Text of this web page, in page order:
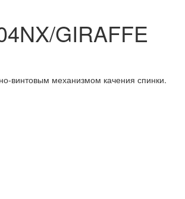
GIRAFFE
винтовым механизмом качения спинки.